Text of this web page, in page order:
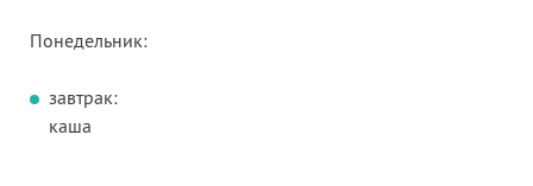
Понедельник:
завтрак:
каша